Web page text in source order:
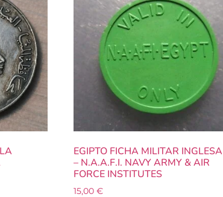
EGIPTO FICHA MILITAR INGLESA
– N.A.A.F.I. NAVY ARMY & AIR
FORCE INSTITUTES
15,00€